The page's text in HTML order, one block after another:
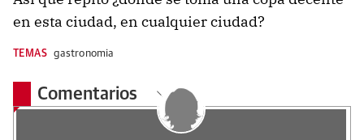
en esta ciudad, en cualquier ciudad?
TEMAS gastronomia
Comentarios